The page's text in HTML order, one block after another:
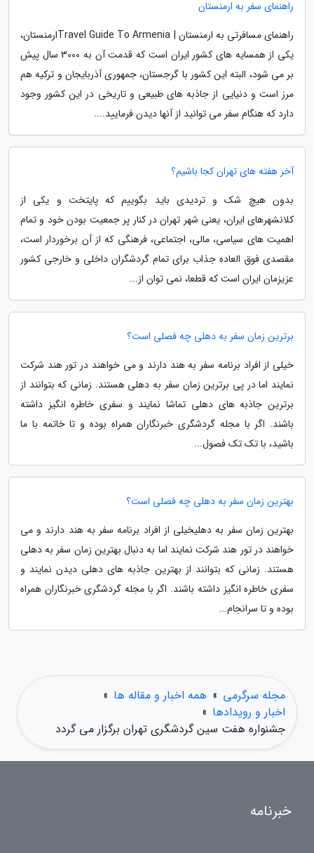
راهنمای سفر به ارمنستان
راهنمای مسافرتی به ارمنستان | Travel Guide To Armeniaارمنستان،
یکی از همسایه های کشور ایران است که قدمت آن به 3000 سال پیش
بر می شود، البته این کشور با گرجستان، جمهوری آذربایجان و ترکیه هم
مرز است و دنیایی از جاذبه های طبیعی و تاریخی در این کشور وجود
دارد که هنگام سفر می توانید از آنها دیدن فرمایید....
آخر هفته های تهران کجا باشیم؟
بدون هیچ شک و تردیدی باید بگوییم که پایتخت و یکی از
کلانشهرهای ایران، یعنی شهر تهران در کنار پر جمعیت بودن خود و تمام
اهمیت های سیاسی، مالی، اجتماعی، فرهنگی که از آن برخوردار است،
مقصدی فوق العاده جذاب برای تمام گردشگران داخلی و خارجی کشور
عزیزمان ایران است که قطعا، نمی توان از...
برترین زمان سفر به دهلی چه فصلی است؟
خیلی از افراد برنامه سفر به هند دارند و می خواهند در تور هند شرکت
نمایند اما در پی برترین زمان سفر به دهلی هستند. زمانی که بتوانند از
برترین جاذبه های دهلی تماشا نمایند و سفری خاطره انگیز داشته
باشند. اگر با مجله گردشگری خبرنگاران همراه بوده و تا خاتمه با ما
باشید، با تک تک فصول...
بهترین زمان سفر به دهلی چه فصلی است؟
بهترین زمان سفر به دهلیخیلی از افراد برنامه سفر به هند دارند و می
خواهند در تور هند شرکت نمایند اما به دنبال بهترین زمان سفر به دهلی
هستند. زمانی که بتوانند از بهترین جاذبه های دهلی دیدن نمایند و
سفری خاطره انگیز داشته باشند. اگر با مجله گردشگری خبرنگاران همراه
بوده و تا سرانجام...
مجله سرگرمی » همه اخبار و مقاله ها »
اخبار و رویدادها »
جشنواره هفت سین گردشگری تهران برگزار می گردد
خبرنامه